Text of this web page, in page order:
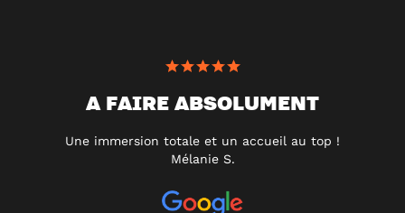
A FAIRE ABSOLUMENT
Une immersion totale et un accueil au top !
Mélanie S.